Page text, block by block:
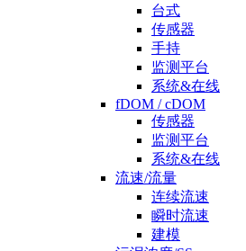
台式
传感器
手持
监测平台
系统&在线
fDOM / cDOM
传感器
监测平台
系统&在线
流速/流量
连续流速
瞬时流速
建模